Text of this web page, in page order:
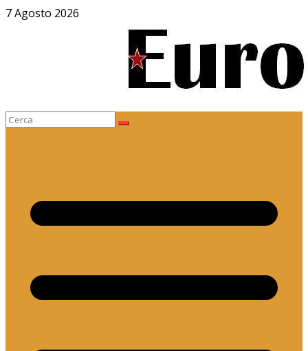
Salta
7 Agosto 2026